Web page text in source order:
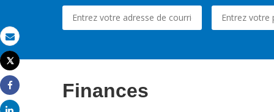
Email
Imprimer
Tweet
Share
Finances